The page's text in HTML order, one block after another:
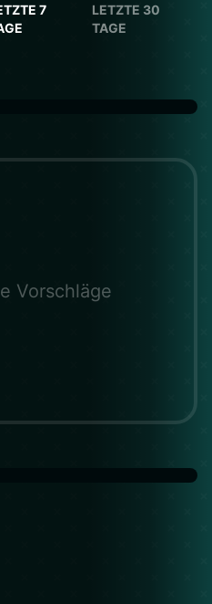
7
LETZTE 30
TAGE
Vorschläge